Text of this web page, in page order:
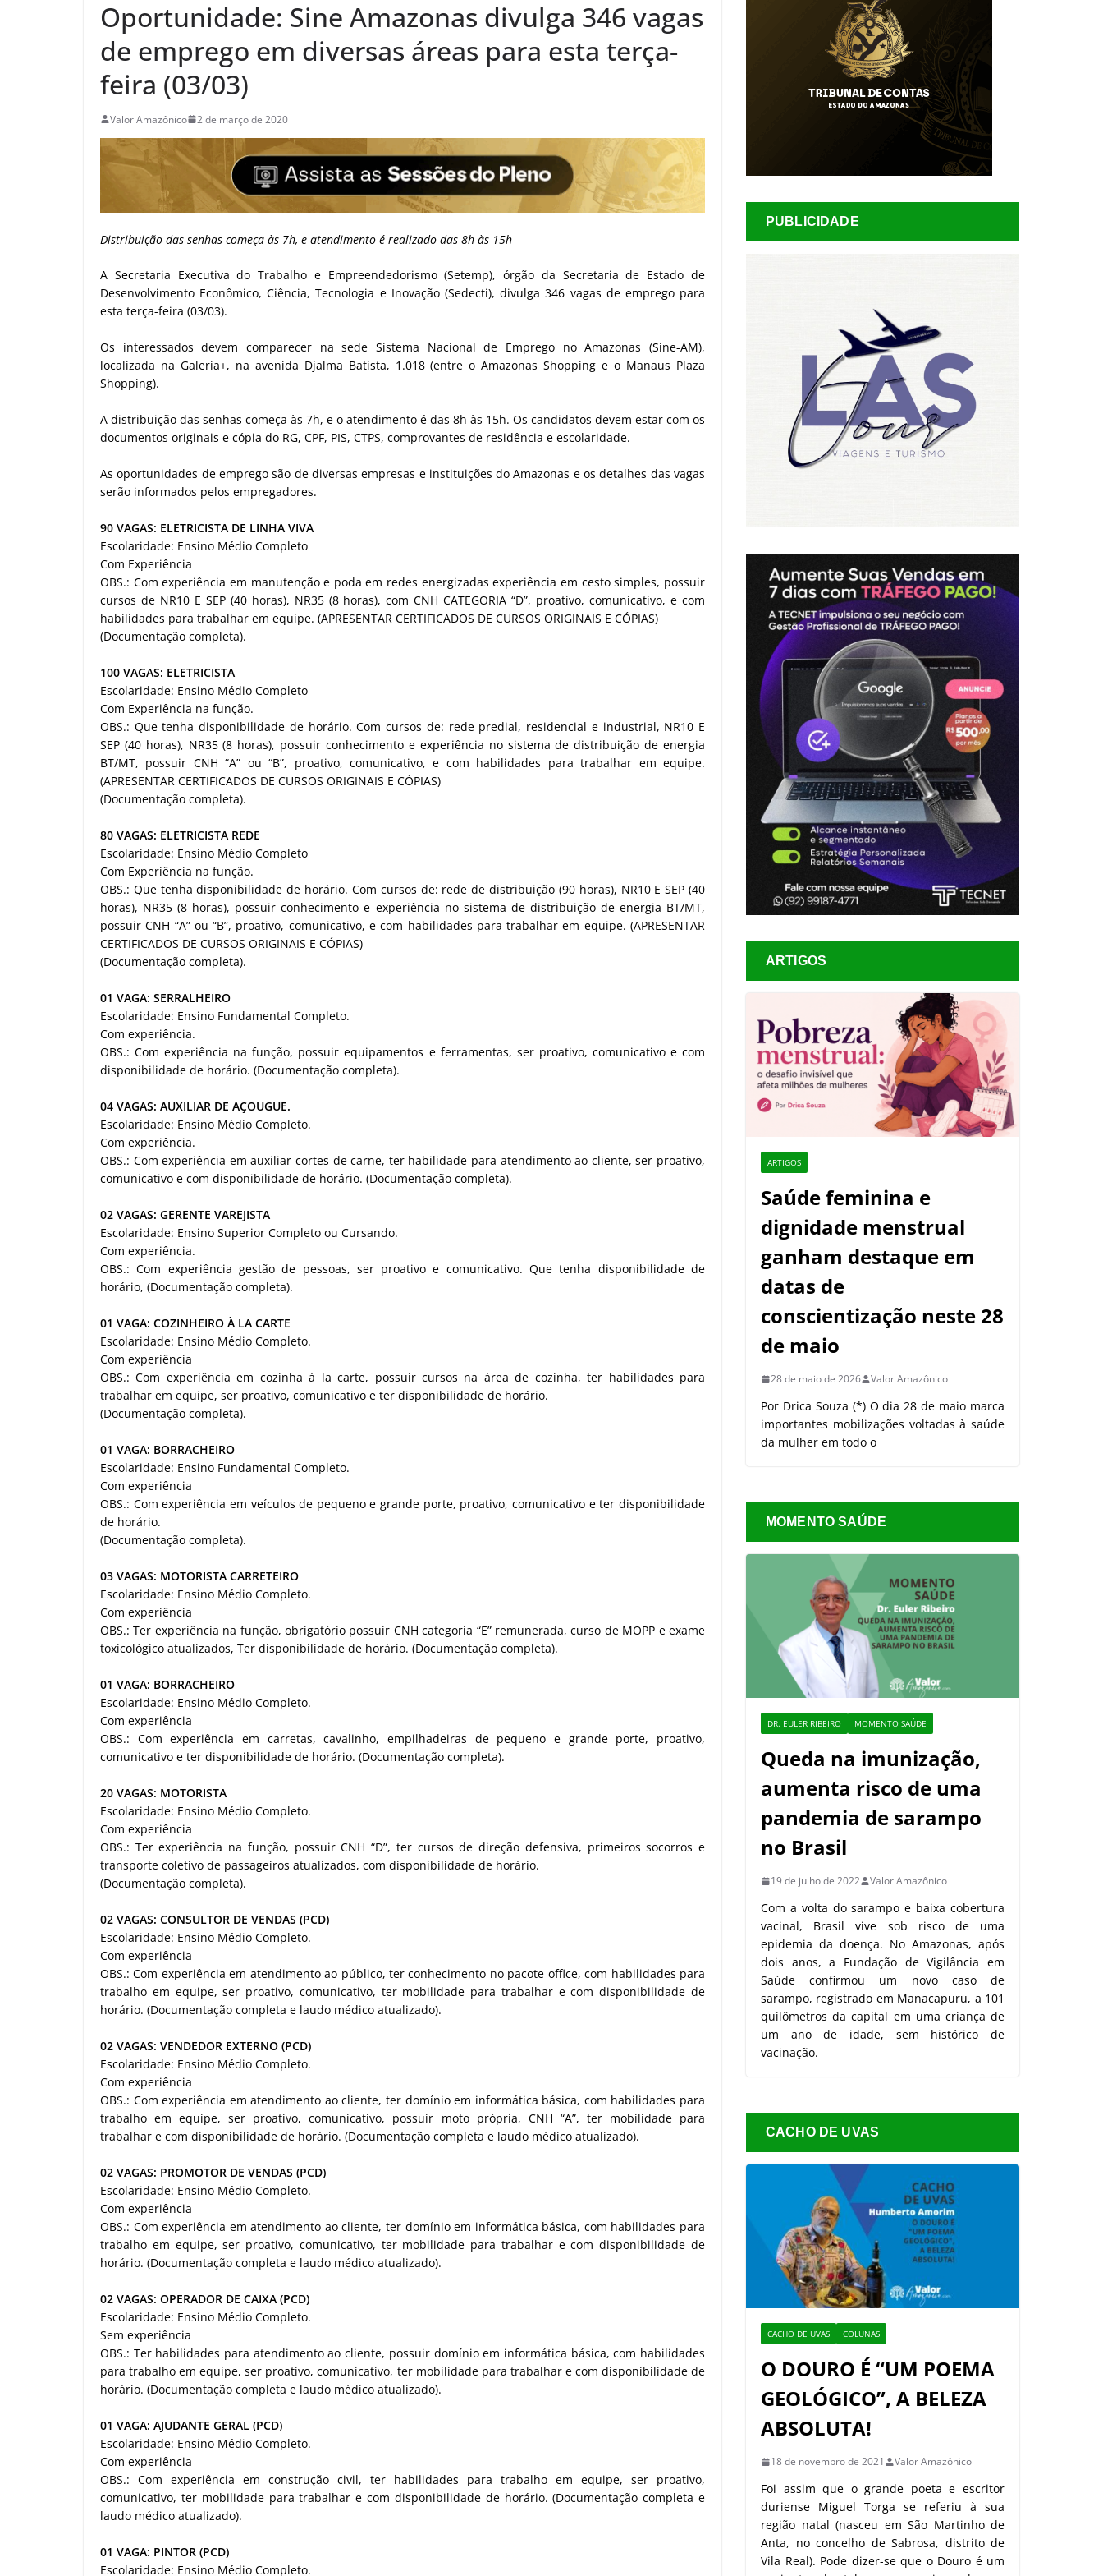
Oportunidade: Sine Amazonas divulga 346 vagas
de emprego em diversas áreas para esta terça-
feira (03/03)
Valor Amazônico 2 de março de 2020
Distribuição das senhas começa às 7h, e atendimento é realizado das 8h às 15h
A Secretaria Executiva do Trabalho e Empreendedorismo (Setemp), órgão da Secretaria de Estado de
Desenvolvimento Econômico, Ciência, Tecnologia e Inovação (Sedecti), divulga 346 vagas de emprego para
esta terça-feira (03/03).
Os interessados devem comparecer na sede Sistema Nacional de Emprego no Amazonas (Sine-AM),
localizada na Galeria+, na avenida Djalma Batista, 1.018 (entre o Amazonas Shopping e o Manaus Plaza
Shopping).
A distribuição das senhas começa às 7h, e o atendimento é das 8h às 15h. Os candidatos devem estar com os
documentos originais e cópia do RG, CPF, PIS, CTPS, comprovantes de residência e escolaridade.
As oportunidades de emprego são de diversas empresas e instituições do Amazonas e os detalhes das vagas
serão informados pelos empregadores.
90 VAGAS: ELETRICISTA DE LINHA VIVA
Escolaridade: Ensino Médio Completo
Com Experiência
OBS.: Com experiência em manutenção e poda em redes energizadas experiência em cesto simples, possuir
cursos de NR10 E SEP (40 horas), NR35 (8 horas), com CNH CATEGORIA “D”, proativo, comunicativo, e com
habilidades para trabalhar em equipe. (APRESENTAR CERTIFICADOS DE CURSOS ORIGINAIS E CÓPIAS)
(Documentação completa).
100 VAGAS: ELETRICISTA
Escolaridade: Ensino Médio Completo
Com Experiência na função.
OBS.: Que tenha disponibilidade de horário. Com cursos de: rede predial, residencial e industrial, NR10 E
SEP (40 horas), NR35 (8 horas), possuir conhecimento e experiência no sistema de distribuição de energia
BT/MT, possuir CNH “A” ou “B”, proativo, comunicativo, e com habilidades para trabalhar em equipe.
(APRESENTAR CERTIFICADOS DE CURSOS ORIGINAIS E CÓPIAS)
(Documentação completa).
80 VAGAS: ELETRICISTA REDE
Escolaridade: Ensino Médio Completo
Com Experiência na função.
OBS.: Que tenha disponibilidade de horário. Com cursos de: rede de distribuição (90 horas), NR10 E SEP (40
horas), NR35 (8 horas), possuir conhecimento e experiência no sistema de distribuição de energia BT/MT,
possuir CNH “A” ou “B”, proativo, comunicativo, e com habilidades para trabalhar em equipe. (APRESENTAR
CERTIFICADOS DE CURSOS ORIGINAIS E CÓPIAS)
(Documentação completa).
01 VAGA: SERRALHEIRO
Escolaridade: Ensino Fundamental Completo.
Com experiência.
OBS.: Com experiência na função, possuir equipamentos e ferramentas, ser proativo, comunicativo e com
disponibilidade de horário. (Documentação completa).
04 VAGAS: AUXILIAR DE AÇOUGUE.
Escolaridade: Ensino Médio Completo.
Com experiência.
OBS.: Com experiência em auxiliar cortes de carne, ter habilidade para atendimento ao cliente, ser proativo,
comunicativo e com disponibilidade de horário. (Documentação completa).
02 VAGAS: GERENTE VAREJISTA
Escolaridade: Ensino Superior Completo ou Cursando.
Com experiência.
OBS.: Com experiência gestão de pessoas, ser proativo e comunicativo. Que tenha disponibilidade de
horário, (Documentação completa).
01 VAGA: COZINHEIRO À LA CARTE
Escolaridade: Ensino Médio Completo.
Com experiência
OBS.: Com experiência em cozinha à la carte, possuir cursos na área de cozinha, ter habilidades para
trabalhar em equipe, ser proativo, comunicativo e ter disponibilidade de horário.
(Documentação completa).
01 VAGA: BORRACHEIRO
Escolaridade: Ensino Fundamental Completo.
Com experiência
OBS.: Com experiência em veículos de pequeno e grande porte, proativo, comunicativo e ter disponibilidade
de horário.
(Documentação completa).
03 VAGAS: MOTORISTA CARRETEIRO
Escolaridade: Ensino Médio Completo.
Com experiência
OBS.: Ter experiência na função, obrigatório possuir CNH categoria “E” remunerada, curso de MOPP e exame
toxicológico atualizados, Ter disponibilidade de horário. (Documentação completa).
01 VAGA: BORRACHEIRO
Escolaridade: Ensino Médio Completo.
Com experiência
OBS.: Com experiência em carretas, cavalinho, empilhadeiras de pequeno e grande porte, proativo,
comunicativo e ter disponibilidade de horário. (Documentação completa).
20 VAGAS: MOTORISTA
Escolaridade: Ensino Médio Completo.
Com experiência
OBS.: Ter experiência na função, possuir CNH “D”, ter cursos de direção defensiva, primeiros socorros e
transporte coletivo de passageiros atualizados, com disponibilidade de horário.
(Documentação completa).
02 VAGAS: CONSULTOR DE VENDAS (PCD)
Escolaridade: Ensino Médio Completo.
Com experiência
OBS.: Com experiência em atendimento ao público, ter conhecimento no pacote office, com habilidades para
trabalho em equipe, ser proativo, comunicativo, ter mobilidade para trabalhar e com disponibilidade de
horário. (Documentação completa e laudo médico atualizado).
02 VAGAS: VENDEDOR EXTERNO (PCD)
Escolaridade: Ensino Médio Completo.
Com experiência
OBS.: Com experiência em atendimento ao cliente, ter domínio em informática básica, com habilidades para
trabalho em equipe, ser proativo, comunicativo, possuir moto própria, CNH “A”, ter mobilidade para
trabalhar e com disponibilidade de horário. (Documentação completa e laudo médico atualizado).
02 VAGAS: PROMOTOR DE VENDAS (PCD)
Escolaridade: Ensino Médio Completo.
Com experiência
OBS.: Com experiência em atendimento ao cliente, ter domínio em informática básica, com habilidades para
trabalho em equipe, ser proativo, comunicativo, ter mobilidade para trabalhar e com disponibilidade de
horário. (Documentação completa e laudo médico atualizado).
02 VAGAS: OPERADOR DE CAIXA (PCD)
Escolaridade: Ensino Médio Completo.
Sem experiência
OBS.: Ter habilidades para atendimento ao cliente, possuir domínio em informática básica, com habilidades
para trabalho em equipe, ser proativo, comunicativo, ter mobilidade para trabalhar e com disponibilidade de
horário. (Documentação completa e laudo médico atualizado).
01 VAGA: AJUDANTE GERAL (PCD)
Escolaridade: Ensino Médio Completo.
Com experiência
OBS.: Com experiência em construção civil, ter habilidades para trabalho em equipe, ser proativo,
comunicativo, ter mobilidade para trabalhar e com disponibilidade de horário. (Documentação completa e
laudo médico atualizado).
01 VAGA: PINTOR (PCD)
Escolaridade: Ensino Médio Completo.
PUBLICIDADE
ARTIGOS
ARTIGOS
Saúde feminina e
dignidade menstrual
ganham destaque em
datas de
conscientização neste 28
de maio
28 de maio de 2026 Valor Amazônico
Por Drica Souza (*) O dia 28 de maio marca
importantes mobilizações voltadas à saúde
da mulher em todo o
MOMENTO SAÚDE
DR. EULER RIBEIRO MOMENTO SAÚDE
Queda na imunização,
aumenta risco de uma
pandemia de sarampo
no Brasil
19 de julho de 2022 Valor Amazônico
Com a volta do sarampo e baixa cobertura
vacinal, Brasil vive sob risco de uma
epidemia da doença. No Amazonas, após
dois anos, a Fundação de Vigilância em
Saúde confirmou um novo caso de
sarampo, registrado em Manacapuru, a 101
quilômetros da capital em uma criança de
um ano de idade, sem histórico de
vacinação.
CACHO DE UVAS
CACHO DE UVAS COLUNAS
O DOURO É “UM POEMA
GEOLÓGICO”, A BELEZA
ABSOLUTA!
18 de novembro de 2021 Valor Amazônico
Foi assim que o grande poeta e escritor
duriense Miguel Torga se referiu à sua
região natal (nasceu em São Martinho de
Anta, no concelho de Sabrosa, distrito de
Vila Real). Pode dizer-se que o Douro é um